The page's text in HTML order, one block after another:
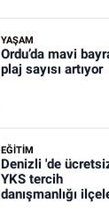
YAŞAM
Ordu’da mavi
plaj sayısı artıyor
EĞİTİM
Denizli 'de
YKS tercih
danışmanlığı